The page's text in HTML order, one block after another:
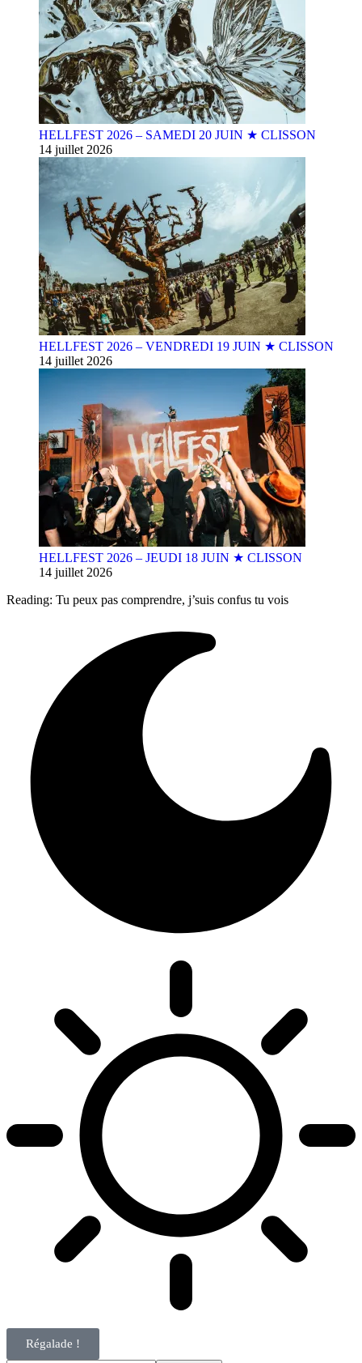
HELLFEST 2026 – SAMEDI 20 JUIN ★ CLISSON
14 juillet 2026
HELLFEST 2026 – VENDREDI 19 JUIN ★ CLISSON
14 juillet 2026
HELLFEST 2026 – JEUDI 18 JUIN ★ CLISSON
14 juillet 2026
Reading: Tu peux pas comprendre, j’suis confus tu vois
Régalade !